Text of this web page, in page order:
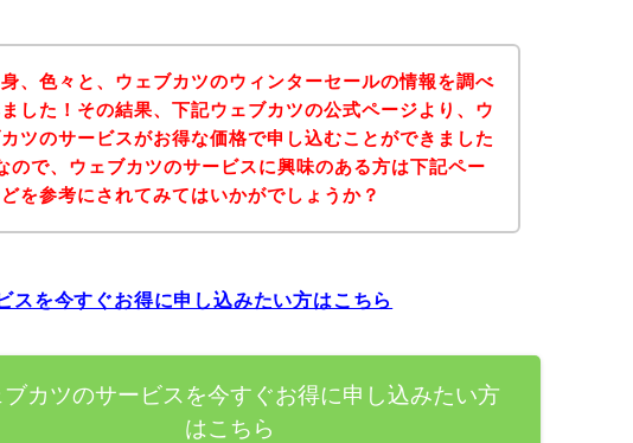
、色々と、ウェブカツのウィンターセールの情報を調べ
した！その結果、下記ウェブカツの公式ページより、ウ
ツのサービスがお得な価格で申し込むことができました
ので、ウェブカツのサービスに興味のある方は下記ペー
を参考にされてみてはいかがでしょうか？
スを今すぐお得に申し込みたい方はこちら
ブカツのサービスを今すぐお得に申し込みたい方
はこちら